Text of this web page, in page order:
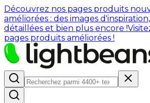
Découvrez nos pages produits
améliorées : des images
détaillées et bien plus encore !
pages produits améliorées !